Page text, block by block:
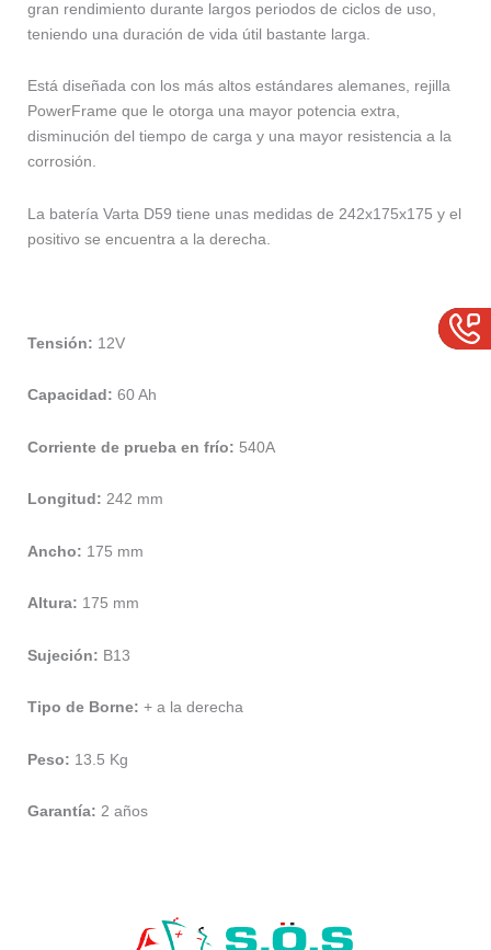
gran rendimiento durante largos periodos de ciclos de uso,
teniendo una duración de vida útil bastante larga.
Está diseñada con los más altos estándares alemanes, rejilla
PowerFrame que le otorga una mayor potencia extra,
disminución del tiempo de carga y una mayor resistencia a la
corrosión.
La batería Varta D59 tiene unas medidas de 242x175x175 y el
positivo se encuentra a la derecha.
Tensión: 12V
Capacidad: 60 Ah
Corriente de prueba en frío: 540A
Longitud: 242 mm
Ancho: 175 mm
Altura: 175 mm
Sujeción: B13
Tipo de Borne: + a la derecha
Peso: 13.5 Kg
Garantía: 2 años